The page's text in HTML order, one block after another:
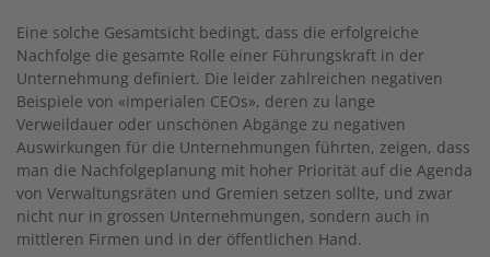
Eine solche Gesamtsicht bedingt, dass die erfolgreiche
Nachfolge die gesamte Rolle einer Führungskraft in der
Unternehmung definiert. Die leider zahlreichen negativen
Beispiele von «imperialen CEOs», deren zu lange
Verweildauer oder unschönen Abgänge zu negativen
Auswirkungen für die Unternehmungen führten, zeigen, dass
man die Nachfolgeplanung mit hoher Priorität auf die Agenda
von Verwaltungsräten und Gremien setzen sollte, und zwar
nicht nur in grossen Unternehmungen, sondern auch in
mittleren Firmen und in der öffentlichen Hand.